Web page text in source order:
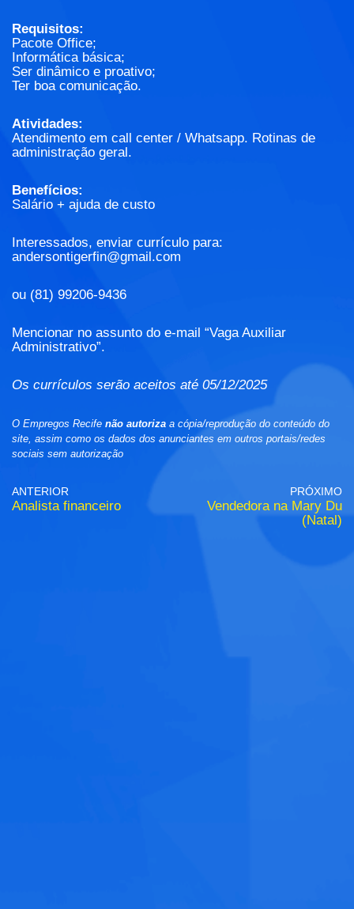
Requisitos:
Pacote Office;
Informática básica;
Ser dinâmico e proativo;
Ter boa comunicação.
Atividades:
Atendimento em call center / Whatsapp. Rotinas de
administração geral.
Benefícios:
Salário + ajuda de custo
Interessados, enviar currículo para:
andersontigerfin@gmail.com
ou (81) 99206-9436
Mencionar no assunto do e-mail “Vaga Auxiliar
Administrativo”.
Os currículos serão aceitos até 05/12/2025
O Empregos Recife não autoriza a cópia/reprodução do conteúdo do
site, assim como os dados dos anunciantes em outros portais/redes
sociais sem autorização
ANTERIOR
Analista financeiro
PRÓXIMO
Vendedora na Mary Du
(Natal)